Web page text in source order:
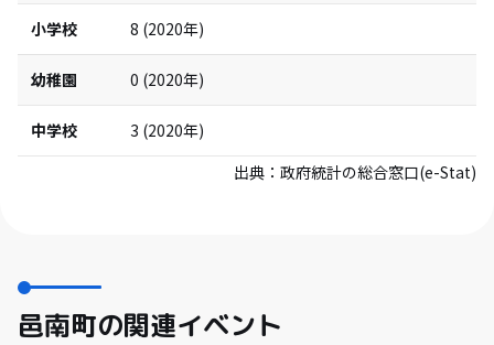
小学校 8 (2020年)
幼稚園 0 (2020年)
中学校 3 (2020年)
出典： 政府統計の総合窓口(e-Stat)
邑南町の関連イベント